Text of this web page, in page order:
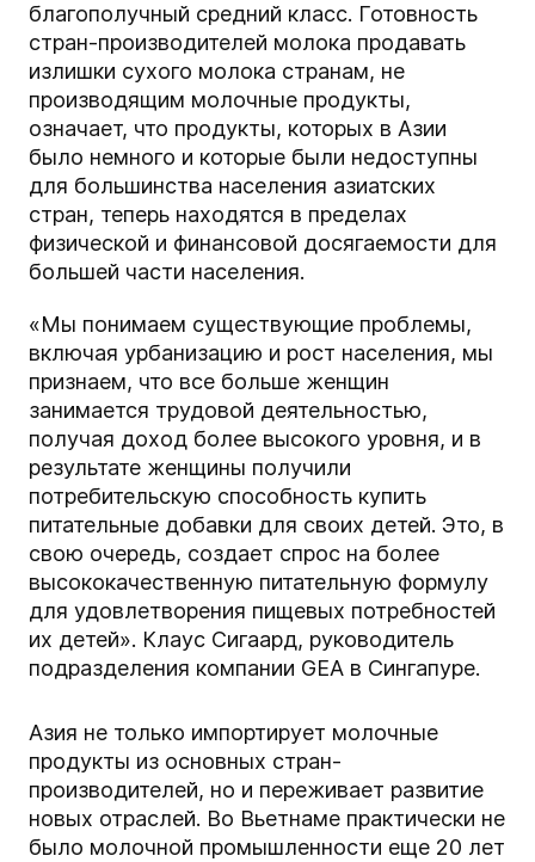
благополучный средний класс. Готовность
стран-производителей молока продавать
излишки сухого молока странам, не
производящим молочные продукты,
означает, что продукты, которых в Азии
было немного и которые были недоступны
для большинства населения азиатских
стран, теперь находятся в пределах
физической и финансовой досягаемости для
большей части населения.
«Мы понимаем существующие проблемы,
включая урбанизацию и рост населения, мы
признаем, что все больше женщин
занимается трудовой деятельностью,
получая доход более высокого уровня, и в
результате женщины получили
потребительскую способность купить
питательные добавки для своих детей. Это, в
свою очередь, создает спрос на более
высококачественную питательную формулу
для удовлетворения пищевых потребностей
их детей». Клаус Сигаард, руководитель
подразделения компании GEA в Сингапуре.
Азия не только импортирует молочные
продукты из основных стран-
производителей, но и переживает развитие
новых отраслей. Во Вьетнаме практически не
было молочной промышленности еще 20 лет